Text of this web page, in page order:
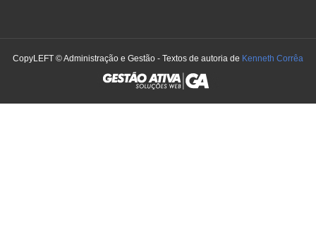
CopyLEFT © Administração e Gestão - Textos de autoria de Kenneth Corrêa